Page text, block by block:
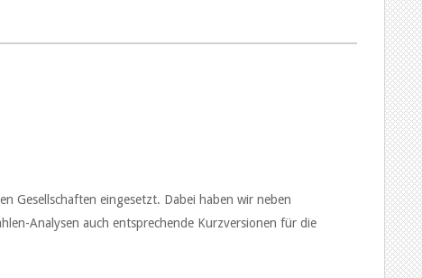
Gesellschaften eingesetzt. Dabei haben wir neben
Analysen auch entsprechende Kurzversionen für die